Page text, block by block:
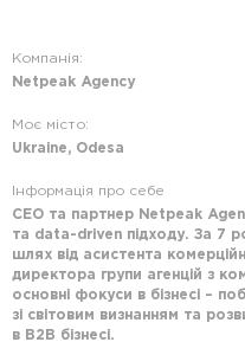
Компанія:
Netpeak Agency
Моє місто:
Ukraine, Odesa
Інформація про себе
СЕО та партнер Netpeak
та data-driven підходу. За 7
шлях від асистента
директора групи агенцій з
основні фокуси в бізнесі –
зі світовим визнанням та
в В2В бізнесі.